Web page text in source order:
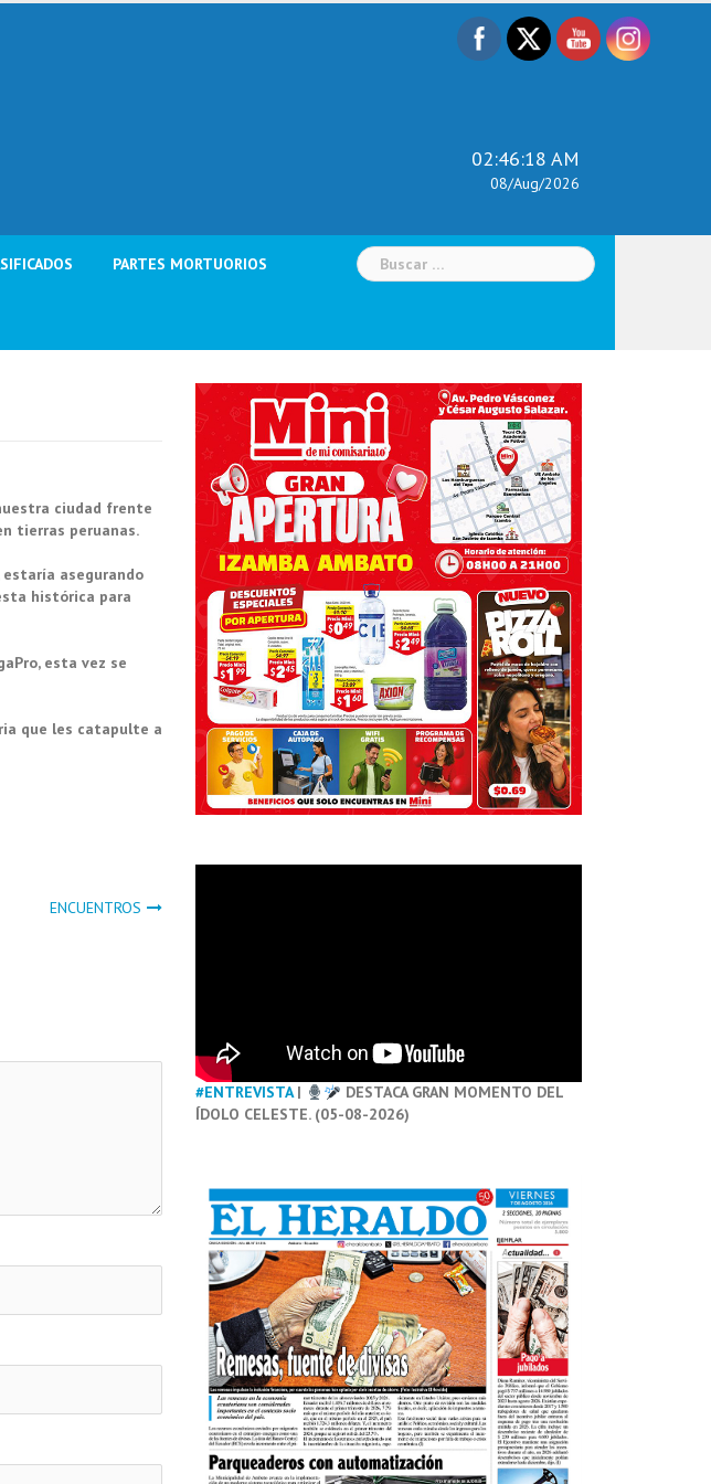
02:46:19 AM
08/Aug/2026
PARTES MORTUORIOS Buscar:
ciudad frente
tierras peruanas.
asegurando
histórica para
esta vez se
que les catapulte a
ENCUENTROS
#ENTREVISTA|
DESTACA GRAN MOMENTO DEL
ÍDOLO CELESTE. (05-08-2026)